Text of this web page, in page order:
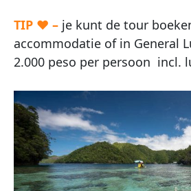
TIP ♥ – je kunt de tour
accommodatie of in General
2.000 peso per persoon incl.